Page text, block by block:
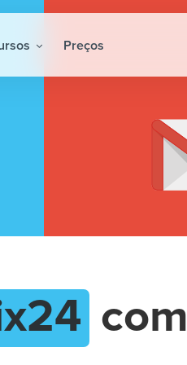
Preços
com